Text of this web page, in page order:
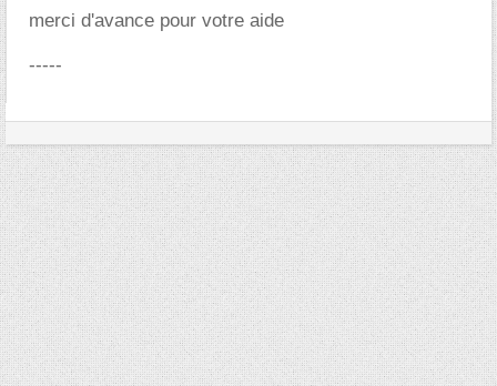
merci d'avance pour votre aide
-----